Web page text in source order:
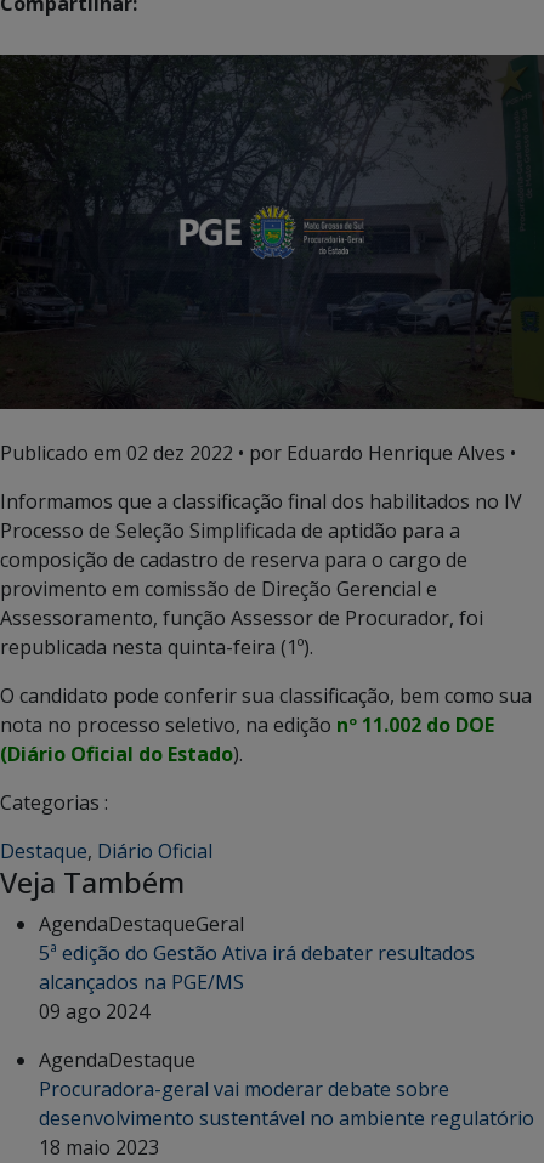
Publicado em 02 dez 2022 • por Eduardo Henrique Alves •
Informamos que a classificação final dos habilitados no IV
Processo de Seleção Simplificada de aptidão para a
composição de cadastro de reserva para o cargo de
provimento em comissão de Direção Gerencial e
Assessoramento, função Assessor de Procurador, foi
republicada nesta quinta-feira (1º).
O candidato pode conferir sua classificação, bem como sua
nota no processo seletivo, na edição nº 11.002 do DOE
(Diário Oficial do Estado).
Categorias :
Destaque, Diário Oficial
Veja Também
AgendaDestaqueGeral
5ª edição do Gestão Ativa irá debater resultados
alcançados na PGE/MS
09 ago 2024
AgendaDestaque
Procuradora-geral vai moderar debate sobre
desenvolvimento sustentável no ambiente regulatório
18 maio 2023